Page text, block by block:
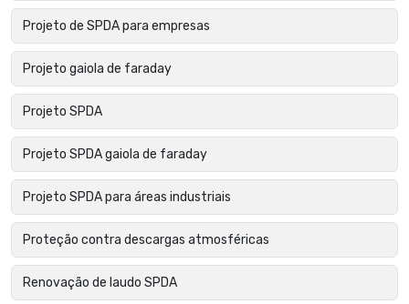
Projeto de SPDA para empresas
Projeto gaiola de faraday
Projeto SPDA
Projeto SPDA gaiola de faraday
Projeto SPDA para áreas industriais
Proteção contra descargas atmosféricas
Renovação de laudo SPDA